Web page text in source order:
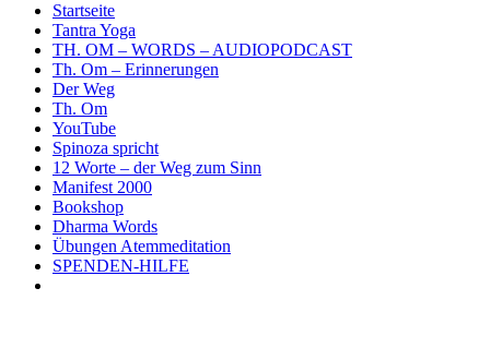
Startseite
Tantra Yoga
TH. OM – WORDS – AUDIOPODCAST
Th. Om – Erinnerungen
Der Weg
Th. Om
YouTube
Spinoza spricht
12 Worte – der Weg zum Sinn
Manifest 2000
Bookshop
Dharma Words
Übungen Atemmeditation
SPENDEN-HILFE